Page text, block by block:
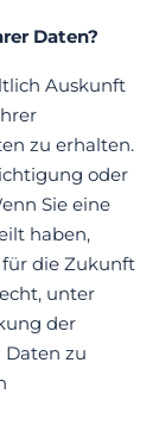
Daten?
Auskunft
zu erhalten.
oder
Sie eine
haben,
die Zukunft
unter
der
Daten zu